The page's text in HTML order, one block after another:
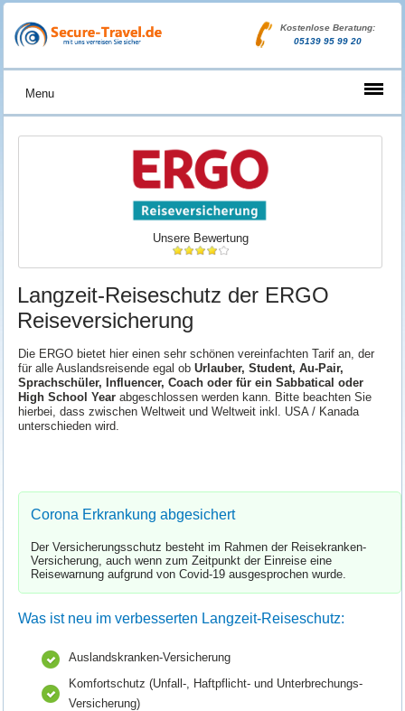
Kostenlose Beratung:
05139 95 99 20
Menu
Unsere Bewertung
Langzeit-Reiseschutz der ERGO
Reiseversicherung
Die ERGO bietet hier einen sehr schönen vereinfachten Tarif an, der
für alle Auslandsreisende egal obUrlauber, Student, Au-Pair,
Sprachschüler, Influencer, Coach oder für ein Sabbatical oder
High School Year abgeschlossen werden kann. Bitte beachten Sie
hierbei, dass zwischen Weltweit und Weltweit inkl. USA / Kanada
unterschieden wird.
Corona Erkrankung abgesichert
Der Versicherungsschutz besteht im Rahmen der Reisekranken-
Versicherung, auch wenn zum Zeitpunkt der Einreise eine
Reisewarnung aufgrund von Covid-19 ausgesprochen wurde.
Was ist neu im verbesserten Langzeit-Reiseschutz:
Auslandskranken-Versicherung
Komfortschutz (Unfall-, Haftpflicht- und Unterbrechungs-
Versicherung)